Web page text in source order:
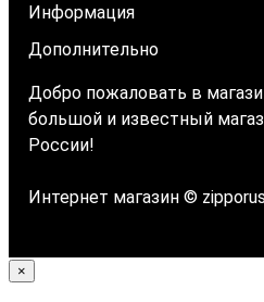
Информация
Дополнительно
Добро пожаловать в
большой и известный
России!
Интернет магазин ©
×